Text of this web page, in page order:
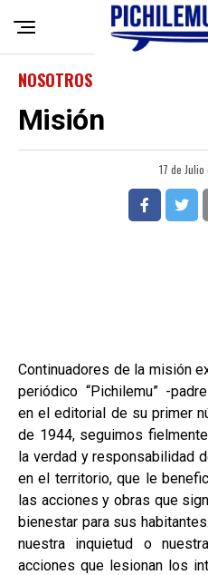
NOSOTROS
Misión
17 de
Continuadores de la misión
periódico “Pichilemu” -
en el editorial de su primer
de 1944, seguimos
la verdad y responsabilidad
en el territorio, que le
las acciones y obras que
bienestar para sus
nuestra inquietud o
acciones que lesionan los